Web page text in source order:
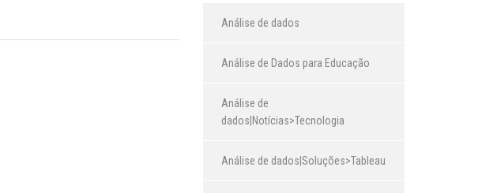
Análise de dados
Análise de Dados para Educação
Análise de
dados|Notícias>Tecnologia
Análise de dados|Soluções>Tableau